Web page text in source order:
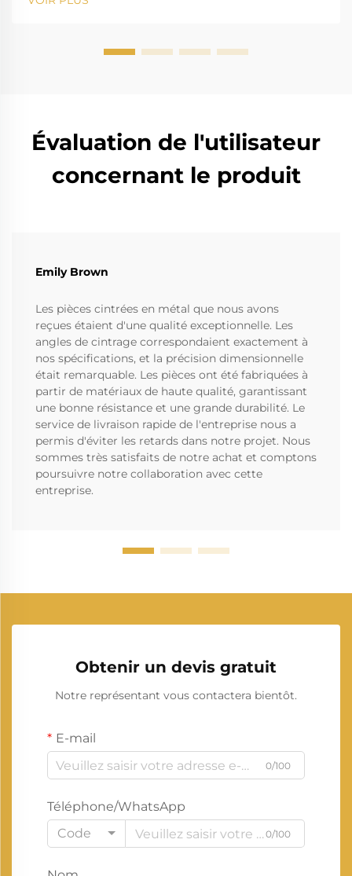
pour son action corrosive sur les instruments
Évaluation de l'utilisateur
concernant le produit
Emily Brown
Les pièces cintrées en métal que nous avons
reçues étaient d'une qualité exceptionnelle. Les
angles de cintrage correspondaient exactement à
nos spécifications, et la précision dimensionnelle
était remarquable. Les pièces ont été fabriquées à
partir de matériaux de haute qualité, garantissant
une bonne résistance et une grande durabilité. Le
service de livraison rapide de l'entreprise nous a
permis d'éviter les retards dans notre projet. Nous
sommes très satisfaits de notre achat et comptons
poursuivre notre collaboration avec cette
entreprise.
Obtenir un devis gratuit
Notre représentant vous contactera bientôt.
E-mail
0/100
Téléphone/WhatsApp
Code
0/100